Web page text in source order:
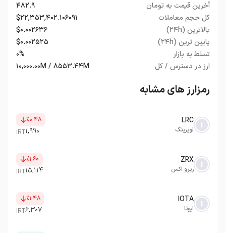
آخرین قیمت به تومان
۴۸۲.۹
کل حجم معاملات
$۲۲,۳۵۳,۴۰۲.۱۰۶۰۹۱
بالاترین (۲۴h)
$۰.۰۰۲۶۳۶
پایین ترین (۲۴h)
$۰.۰۰۲۵۲۵
تسلط به بازار
۰%
ارز در دسترس / کل
۱۰,۰۰۰.۰۰M / ۸۵۵۳.۴۴M
رمزارز های مشابه
LRC
لوپرینگ
٪۰.۴۸
۱,۹۹۰IRT
ZRX
زیرو اکس
٪۱.۶۰
۱۵,۱۱۴IRT
IOTA
ایوتا
٪۱.۴۸
۶,۳۰۷IRT